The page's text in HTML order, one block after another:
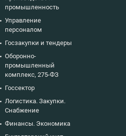
промышленность
Управление
персоналом
Госзакупки и тендеры
Оборонно-
промышленный
комплекс, 275-ФЗ
Госсектор
Логистика. Закупки.
Снабжение
Финансы. Экономика